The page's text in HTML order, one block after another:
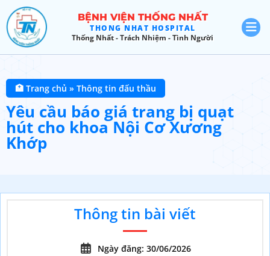
BỆNH VIỆN THỐNG NHẤT
THONG NHAT HOSPITAL
Thống Nhất - Trách Nhiệm - Tình Người
🏥 Trang chủ » Thông tin đấu thầu
Yêu cầu báo giá trang bị quạt
hút cho khoa Nội Cơ Xương
Khớp
Thông tin bài viết
Ngày đăng: 30/06/2026